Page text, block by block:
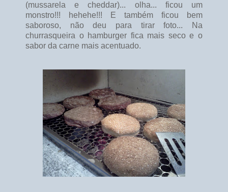
(mussarela e cheddar)... olha... ficou um
monstro!!! hehehe!!! E também ficou bem
saboroso, não deu para tirar foto... Na
churrasqueira o hamburger fica mais seco e o
sabor da carne mais acentuado.